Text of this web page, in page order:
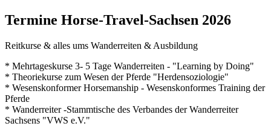
Termine Horse-Travel-Sachsen 2026
Reitkurse & alles ums Wanderreiten & Ausbildung
* Mehrtageskurse 3- 5 Tage Wanderreiten - "Learning by Doing"
* Theoriekurse zum Wesen der Pferde "Herdensoziologie"
* Wesenskonformer Horsemanship - Wesenskonformes Training der
Pferde
* Wanderreiter -Stammtische des Verbandes der Wanderreiter
Sachsens "VWS e.V."